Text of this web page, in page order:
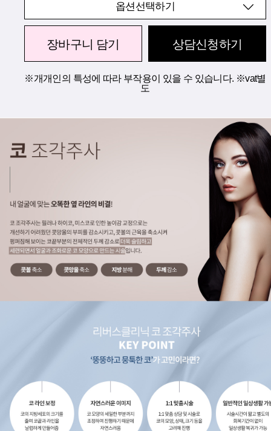
옵션선택하기
장바구니 담기 상담신청하기
※개개인의 특성에 따라 부작용이 있을 수 있습니다. ※vat별
도